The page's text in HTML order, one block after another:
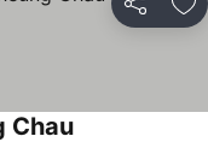
分享 放
Chau